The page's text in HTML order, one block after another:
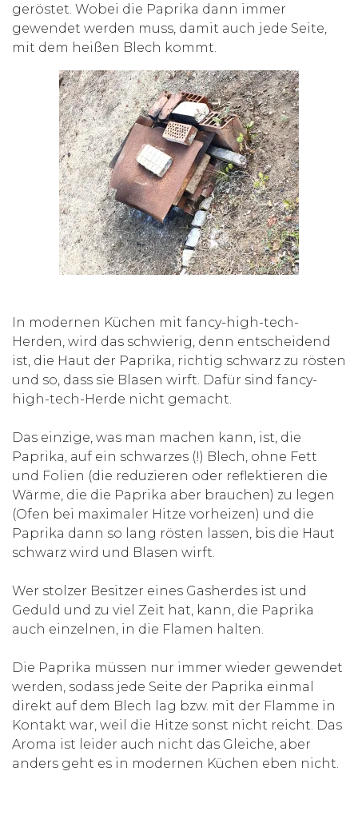
geröstet. Wobei die Paprika dann immer
gewendet werden muss, damit auch jede Seite,
mit dem heißen Blech kommt.
In modernen Küchen mit fancy-high-tech-
Herden, wird das schwierig, denn entscheidend
ist, die Haut der Paprika, richtig schwarz zu rösten
und so, dass sie Blasen wirft. Dafür sind fancy-
high-tech-Herde nicht gemacht.
Das einzige, was man machen kann, ist, die
Paprika, auf ein schwarzes (!) Blech, ohne Fett
und Folien (die reduzieren oder reflektieren die
Wärme, die die Paprika aber brauchen) zu legen
(Ofen bei maximaler Hitze vorheizen) und die
Paprika dann so lang rösten lassen, bis die Haut
schwarz wird und Blasen wirft.
Wer stolzer Besitzer eines Gasherdes ist und
Geduld und zu viel Zeit hat, kann, die Paprika
auch einzelnen, in die Flamen halten.
Die Paprika müssen nur immer wieder gewendet
werden, sodass jede Seite der Paprika einmal
direkt auf dem Blech lag bzw. mit der Flamme in
Kontakt war, weil die Hitze sonst nicht reicht. Das
Aroma ist leider auch nicht das Gleiche, aber
anders geht es in modernen Küchen eben nicht.